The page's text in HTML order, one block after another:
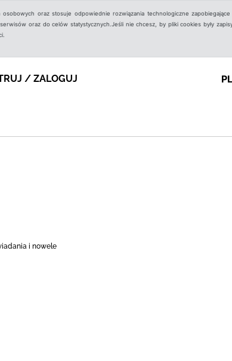
oraz stosuje odpowiednie rozwiązania technologiczne
oraz do celów statystycznych.Jeśli nie chcesz, by pliki cookies były
/ ZALOGUJ PL
i nowele